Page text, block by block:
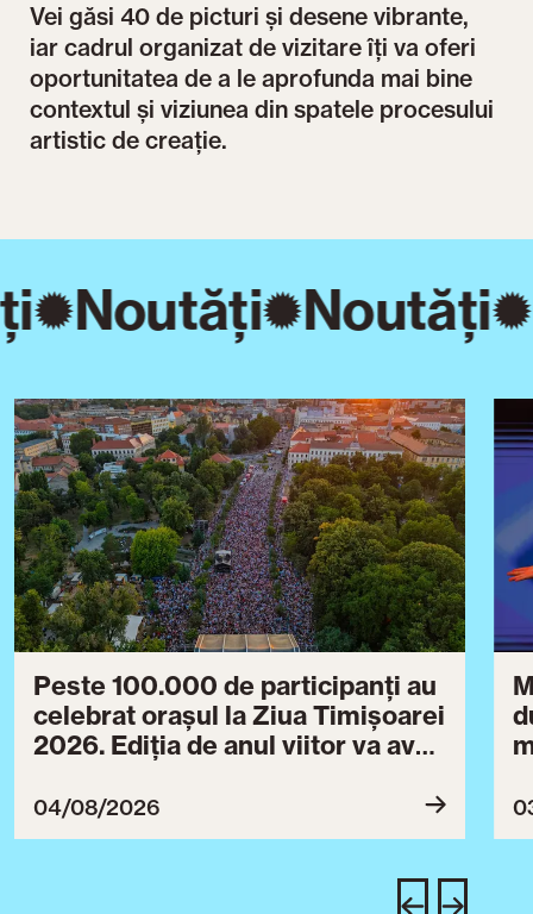
Vei găsi 40 de picturi și desene vibrante,
iar cadrul organizat de vizitare îți va oferi
oportunitatea de a le aprofunda mai bine
contextul și viziunea din spatele procesului
artistic de creație.
Noutăți Noutăți
Peste 100.000 de participanți au
celebrat orașul la Ziua Timișoarei
2026. Ediția de anul viitor va avea
04/08/2026